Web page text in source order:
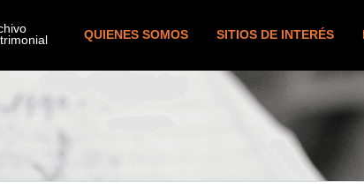
QUIENES SOMOS SITIOS DE INTERÉS